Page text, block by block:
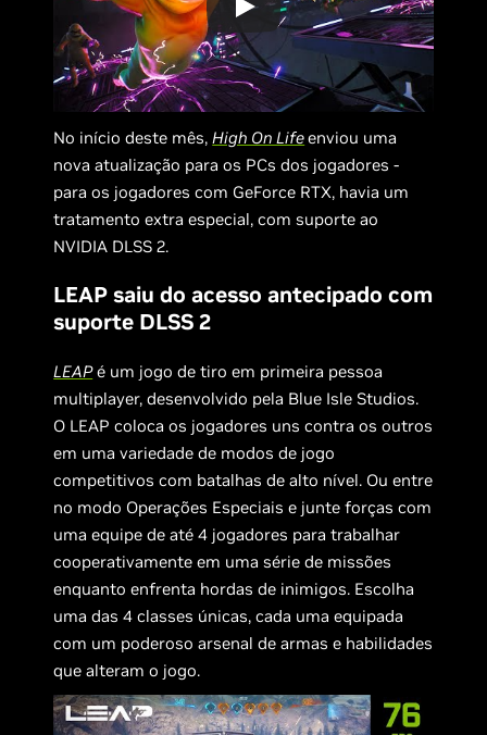
No início deste mês,High On Lifeenviou uma
nova atualização para os PCs dos jogadores -
para os jogadores com GeForce RTX, havia um
tratamento extra especial, com suporte ao
NVIDIA DLSS 2.
LEAP saiu do acesso antecipado com
suporte DLSS 2
LEAPé um jogo de tiro em primeira pessoa
multiplayer, desenvolvido pela Blue Isle Studios.
O LEAP coloca os jogadores uns contra os outros
em uma variedade de modos de jogo
competitivos com batalhas de alto nível. Ou entre
no modo Operações Especiais e junte forças com
uma equipe de até 4 jogadores para trabalhar
cooperativamente em uma série de missões
enquanto enfrenta hordas de inimigos. Escolha
uma das 4 classes únicas, cada uma equipada
com um poderoso arsenal de armas e habilidades
que alteram o jogo.